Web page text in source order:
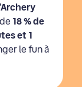
18 % de
et 1
le fun à